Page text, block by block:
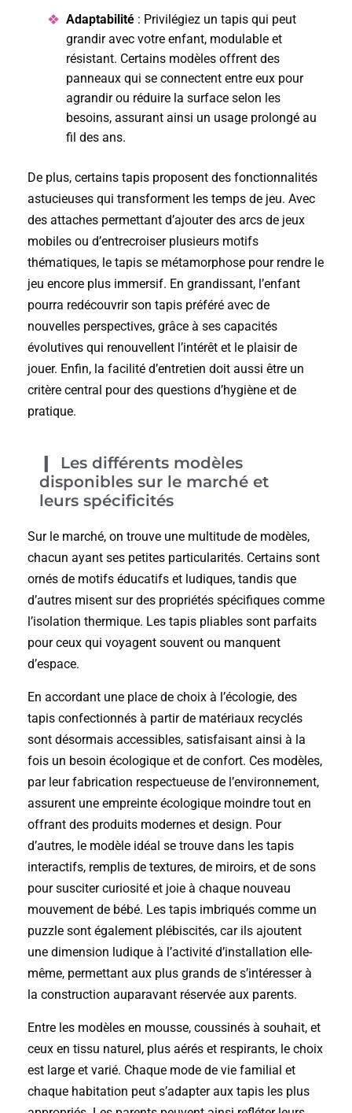
Adaptabilité : Privilégiez un tapis qui peut
grandir avec votre enfant, modulable et
résistant. Certains modèles offrent des
panneaux qui se connectent entre eux pour
agrandir ou réduire la surface selon les
besoins, assurant ainsi un usage prolongé au
fil des ans.
De plus, certains tapis proposent des fonctionnalités
astucieuses qui transforment les temps de jeu. Avec
des attaches permettant d’ajouter des arcs de jeux
mobiles ou d’entrecroiser plusieurs motifs
thématiques, le tapis se métamorphose pour rendre le
jeu encore plus immersif. En grandissant, l’enfant
pourra redécouvrir son tapis préféré avec de
nouvelles perspectives, grâce à ses capacités
évolutives qui renouvellent l’intérêt et le plaisir de
jouer. Enfin, la facilité d’entretien doit aussi être un
critère central pour des questions d’hygiène et de
pratique.
Les différents modèles
disponibles sur le marché et
leurs spécificités
Sur le marché, on trouve une multitude de modèles,
chacun ayant ses petites particularités. Certains sont
ornés de motifs éducatifs et ludiques, tandis que
d’autres misent sur des propriétés spécifiques comme
l’isolation thermique. Les tapis pliables sont parfaits
pour ceux qui voyagent souvent ou manquent
d’espace.
En accordant une place de choix à l’écologie, des
tapis confectionnés à partir de matériaux recyclés
sont désormais accessibles, satisfaisant ainsi à la
fois un besoin écologique et de confort. Ces modèles,
par leur fabrication respectueuse de l’environnement,
assurent une empreinte écologique moindre tout en
offrant des produits modernes et design. Pour
d’autres, le modèle idéal se trouve dans les tapis
interactifs, remplis de textures, de miroirs, et de sons
pour susciter curiosité et joie à chaque nouveau
mouvement de bébé. Les tapis imbriqués comme un
puzzle sont également plébiscités, car ils ajoutent
une dimension ludique à l’activité d’installation elle-
même, permettant aux plus grands de s’intéresser à
la construction auparavant réservée aux parents.
Entre les modèles en mousse, coussinés à souhait, et
ceux en tissu naturel, plus aérés et respirants, le choix
est large et varié. Chaque mode de vie familial et
chaque habitation peut s’adapter aux tapis les plus